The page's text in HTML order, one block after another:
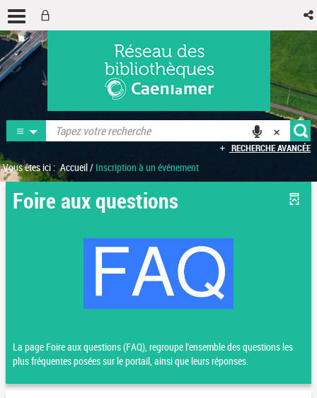
RECHERCHE AVANCÉE
Vous êtes ici : Accueil/ Inscription à un événement
Foire aux questions
La page Foire aux questions (FAQ), regroupe l'ensemble des questions les
plus fréquentes posées sur le portail, ainsi que leurs réponses.